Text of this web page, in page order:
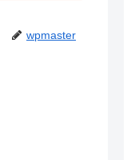
wpmaster